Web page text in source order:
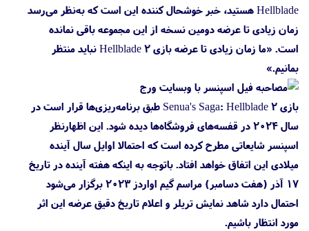
Hellblade هستید، خبر خوشحال کننده این است که به‌نظر می‌رسد
زمان زیادی تا عرضه دومین نسخه از این مجموعه باقی نمانده
است. «ما زمان زیادی تا عرضه بازی Hellblade 2 نباید منتظر
بمانیم.»
بازی Senua's Saga: Hellblade 2 طبق برنامه‌ریزی‌ها قرار است در
سال ۲۰۲۴ در قفسه‌های فروشگاه‌ها دیده شود. این اظهارنظر
اسپنسر شایعاتی مطرح کرده است که احتمالا اوایل سال آینده
میلادی این اتفاق خواهد افتاد. باتوجه به اینکه هفته آینده در تاریخ
۱۷ آذر (هفت دسامبر) مراسم گیم اواردز 2023 برگزار می‌شود
احتمال دارد شاهد نمایش تریلر و اعلام تاریخ دقیق عرضه این اثر
مورد انتظار باشیم.